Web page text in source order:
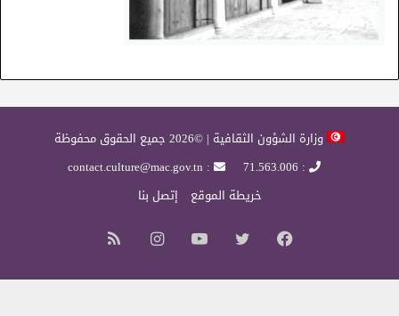
وزارة الشؤون الثقافية | ©2026 جميع الحقوق محفوظة
: 71.563.006
: contact.culture@mac.gov.tn
خريطة الموقع
إتصل بنا
فيسبوك تويتر يوتيوب انستقرام
الموقع